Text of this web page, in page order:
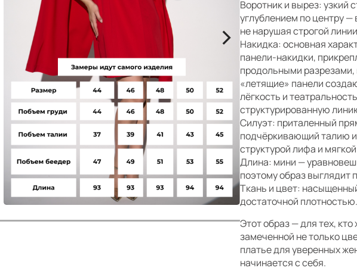
>
Воротник и вырез: узкий
углублением по центру
не нарушая строгой
Накидка: основная
панели-накидки,
продольными разрезами,
«летящие» панели
лёгкость и
структурированную
Силуэт: приталенный
подчёркивающий талию
структурой лифа и
Длина: мини —
поэтому образ выглядит
Ткань и цвет:
достаточной плотностью.
Этот образ — для тех, кто
замеченной не только
платье для уверенных
начинается с себя.